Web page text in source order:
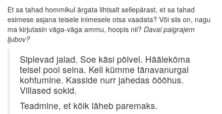
Et sa tahad hommikul ärgata lihtsalt sellepärast, et sa tahad
esimese asjana teisele inimesele otsa vaadata? Või siis on, nagu
ma kirjutasin väga-väga ammu, hoopis nii? Davai paigrajem
ljubov?
Siplevad jalad. Soe käsi põlvel. Häälekõma
teisel pool seina. Kell kümme tänavanurgal
kohtumine. Kasside nurr jahedas ööõhus.
Villased sokid.
Teadmine, et kõik läheb paremaks.